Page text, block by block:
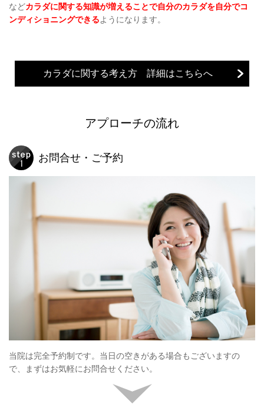
などカラダに関する知識が増えることで自分のカラダを自分でコ
ンディショニングできるようになります。
カラダに関する考え方 詳細はこちらへ
アプローチの流れ
お問合せ・ご予約
当院は完全予約制です。当日の空きがある場合もございますの
で、まずはお気軽にお問合せください。